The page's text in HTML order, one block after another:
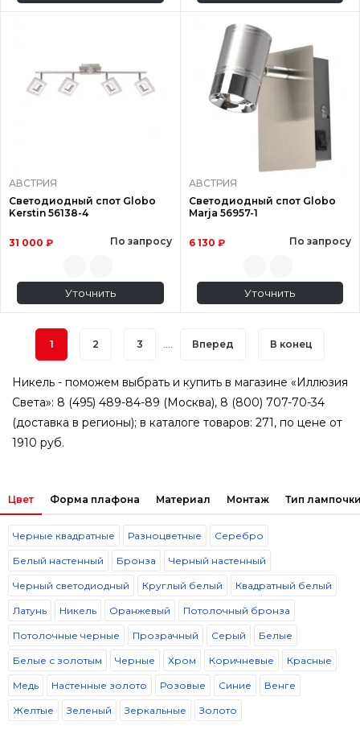
АВСТРИЯ
Светодиодный спот Globo
Kerstin 56138-4
31 000 ₽ По запросу
Уточнить
АВСТРИЯ
Светодиодный спот Globo
Marja 56957-1
6 130 ₽ По запросу
Уточнить
1 2 3 Вперед В конец
Никель - поможем выбрать и купить в магазине «Иллюзия
Света»: 8 (495) 489-84-89 (Москва), 8 (800) 707-70-34
(доставка в регионы); в каталоге товаров: 271, по цене от
1910 руб.
Цвет Форма плафона Материал Монтаж Тип
Черные квадратные Разноцветные Серебро
Белый настенный Бронза Черный настенный
Черный светодиодный Круглый белый Квадратный белый
Латунь Никель Оранжевый Потолочный бронза
Потолочные черные Прозрачный Серый Белые
Белые с золотым Черные Хром Коричневые Красные
Медь Настенные золото Розовые Синие Венге
Желтые Зеленый Зеркальные Золото